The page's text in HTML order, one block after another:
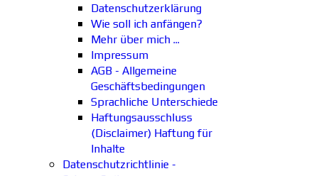
Datenschutzerklärung
Wie soll ich anfängen?
Mehr über mich ...
Impressum
AGB - Allgemeine
Geschäftsbedingungen
Sprachliche Unterschiede
Haftungsausschluss
(Disclaimer) Haftung für
Inhalte
Datenschutzrichtlinie -